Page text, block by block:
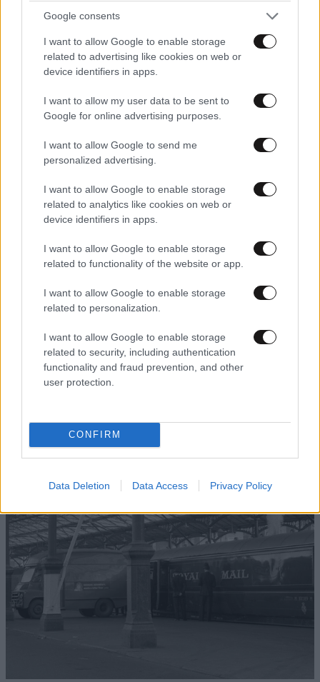
Google consents
I want to allow Google to enable storage
related to advertising like cookies on web or
device identifiers in apps.
I want to allow my user data to be sent to
Google for online advertising purposes.
I want to allow Google to send me
personalized advertising.
I want to allow Google to enable storage
related to analytics like cookies on web or
device identifiers in apps.
I want to allow Google to enable storage
related to functionality of the website or app.
I want to allow Google to enable storage
related to personalization.
I want to allow Google to enable storage
related to security, including authentication
functionality and fraud prevention, and other
user protection.
CONFIRM
Data Deletion Data Access Privacy Policy
ΚΟΣΜΟΣ07·08·2026 22:31
Η Τουρκία προκαλεί «γκριζάροντας» ξανά το
ελληνικό τουρισμό, το τουρκικό ΥΠΕΞ τραβάει
το σχοινί